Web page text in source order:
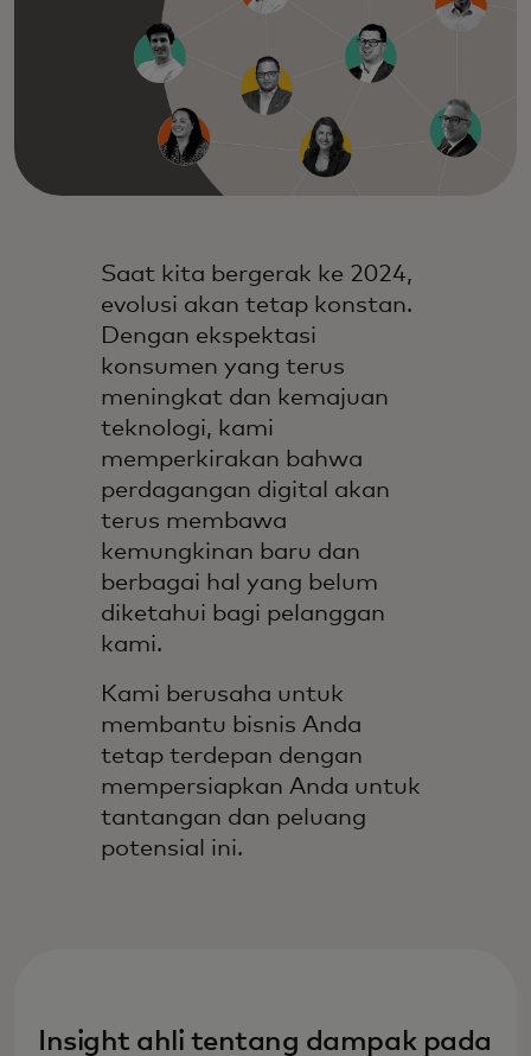
Saat kita bergerak ke 2024,
evolusi akan tetap konstan.
Dengan ekspektasi
konsumen yang terus
meningkat dan kemajuan
teknologi, kami
memperkirakan bahwa
perdagangan digital akan
terus membawa
kemungkinan baru dan
berbagai hal yang belum
diketahui bagi pelanggan
kami.
Kami berusaha untuk
membantu bisnis Anda
tetap terdepan dengan
mempersiapkan Anda untuk
tantangan dan peluang
potensial ini.
Insight ahli tentang dampak pada